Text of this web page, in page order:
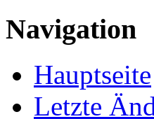
Navigation
Hauptseite
Letzte